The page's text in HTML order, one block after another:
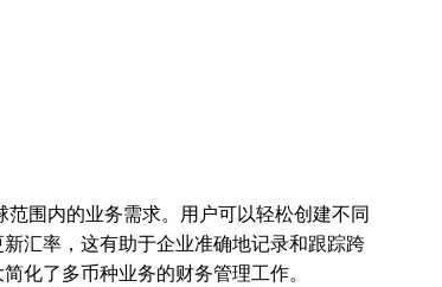
围内的业务需求。用户可以轻松创建不同
汇率，这有助于企业准确地记录和跟踪跨
化了多币种业务的财务管理工作。